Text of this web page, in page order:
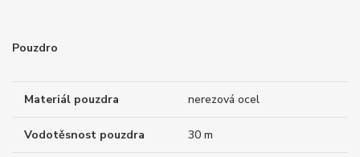
Pouzdro
Materiál pouzdra nerezová ocel
Vodotěsnost pouzdra 30 m